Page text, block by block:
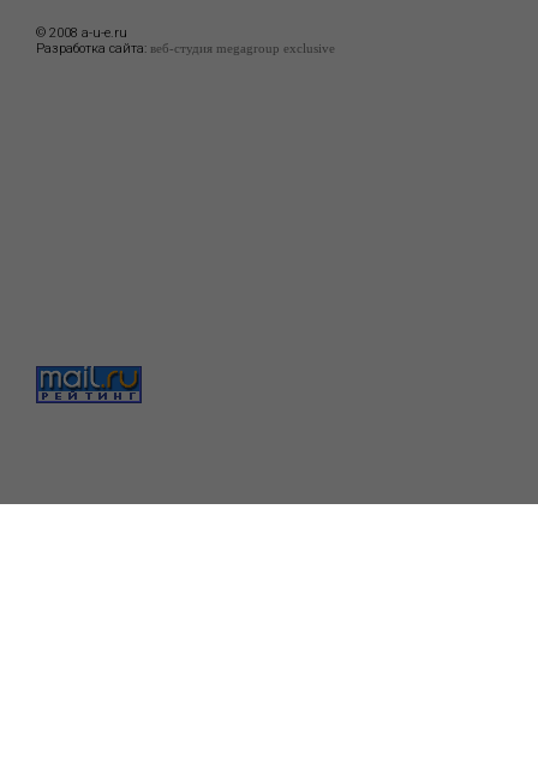
© 2008 a-u-e.ru
Разработка сайта: веб-студия megagroup exclusive